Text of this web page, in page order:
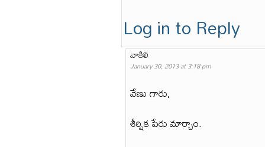
Log in to Reply
వాకిలి
January 30, 2013 at 3:18 pm
వేణు గారు,
శీర్షిక పేరు మార్చాం.